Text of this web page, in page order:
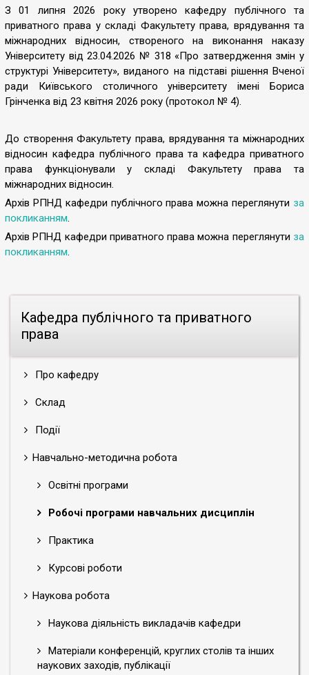
Кафедра публічного та приватного
права
Про кафедру
Склад
Події
Навчально-методична робота
Освітні програми
Робочі програми навчальних дисциплін
Практика
Курсові роботи
Наукова робота
Наукова діяльність викладачів кафедри
Матеріали конференцій, круглих столів та інших
наукових заходів, публікації
І курс
ІІ курс
ІІІ курс
ІV курс
Другий (магістерський) рівень вищої освіти
І курс
З 01 липня 2026 року утворено кафедру публічного та
приватного права у складі Факультету права, врядування та
міжнародних відносин, створеного на виконання наказу
Університету від 23.04.2026 № 318 «Про затвердження змін у
структурі Університету», виданого на підставі рішення Вченої
ради Київського столичного університету імені Бориса
Грінченка від 23 квітня 2026 року (протокол № 4).
До створення Факультету права, врядування та міжнародних
відносин кафедра публічного права та кафедра приватного
права функціонували у складі Факультету права та
міжнародних відносин.
Архів РПНД кафедри публічного права можна переглянути за
покликанням.
Архів РПНД кафедри приватного права можна переглянути за
покликанням.